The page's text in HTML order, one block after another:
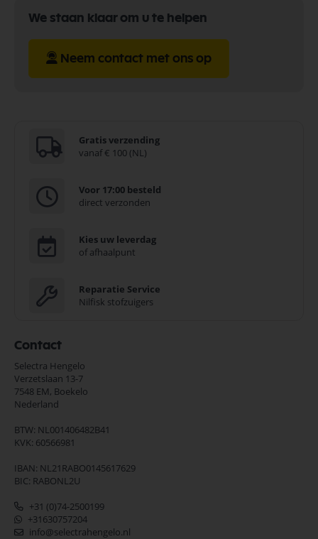
We staan klaar om u te helpen
Neem contact met ons op
Gratis verzending
vanaf € 100 (NL)
Voor 17:00 besteld
direct verzonden
Kies uw leverdag
of afhaalpunt
Reparatie Service
Nilfisk stofzuigers
Contact
Selectra Hengelo
Verzetslaan 13-7
7548 EM, Boekelo
Nederland
BTW: NL001406482B41
KVK: 60566981
IBAN: NL21RABO0145617629
BIC: RABONL2U
+31 (0)74-2500199
+31630757204
info@selectrahengelo.nl